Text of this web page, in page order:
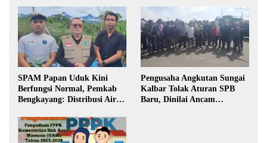
Pembangunan
SPAM Papan Uduk Kini
Berfungsi Normal, Pemkab
Bengkayang: Distribusi Air
Warga
Pengusaha Angkutan Sungai
Kalbar Tolak Aturan SPB
Baru, Dinilai Ancam